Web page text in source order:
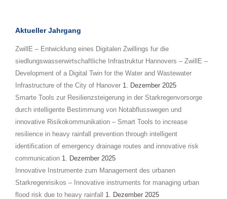
Aktueller Jahrgang
ZwillE – Entwicklung eines Digitalen Zwillings fur die
siedlungswasserwirtschaftliche Infrastruktur Hannovers – ZwillE –
Development of a Digital Twin for the Water and Wastewater
Infrastructure of the City of Hanover 1. Dezember 2025
Smarte Tools zur Resilienzsteigerung in der Starkregenvorsorge
durch intelligente Bestimmung von Notabflusswegen und
innovative Risikokommunikation – Smart Tools to increase
resilience in heavy rainfall prevention through intelligent
identification of emergency drainage routes and innovative risk
communication 1. Dezember 2025
Innovative Instrumente zum Management des urbanen
Starkregenrisikos – Innovative instruments for managing urban
flood risk due to heavy rainfall
1. Dezember 2025